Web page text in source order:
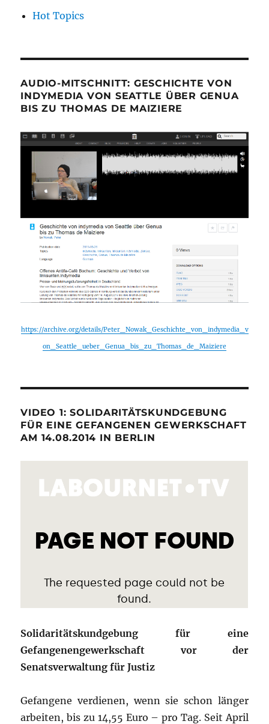
Hot Topics
AUDIO-MITSCHNITT: GESCHICHTE VON
INDYMEDIA VON SEATTLE ÜBER GENUA
BIS ZU THOMAS DE MAIZIERE
https://archive.org/details/Peter_Nowak_Geschichte_von_indymedia_v
on_Seattle_ueber_Genua_bis_zu_Thomas_de_Maiziere
VIDEO 1: SOLIDARITÄTSKUNDGEBUNG
FÜR EINE GEFANGENEN GEWERKSCHAFT
AM 14.08.2014 IN BERLIN
Solidaritätskundgebung für eine
Gefangenengewerkschaft vor der
Senatsverwaltung für Justiz
Gefangene verdienen, wenn sie schon länger
arbeiten, bis zu 14,55 Euro – pro Tag. Seit April